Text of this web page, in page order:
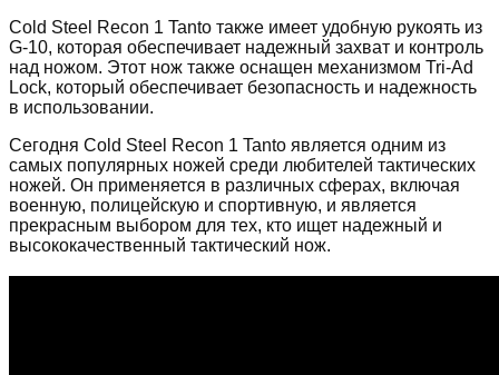
Cold Steel Recon 1 Tanto также имеет удобную рукоять из
G-10, которая обеспечивает надежный захват и контроль
над ножом. Этот нож также оснащен механизмом Tri-Ad
Lock, который обеспечивает безопасность и надежность
в использовании.
Сегодня Cold Steel Recon 1 Tanto является одним из
самых популярных ножей среди любителей тактических
ножей. Он применяется в различных сферах, включая
военную, полицейскую и спортивную, и является
прекрасным выбором для тех, кто ищет надежный и
высококачественный тактический нож.